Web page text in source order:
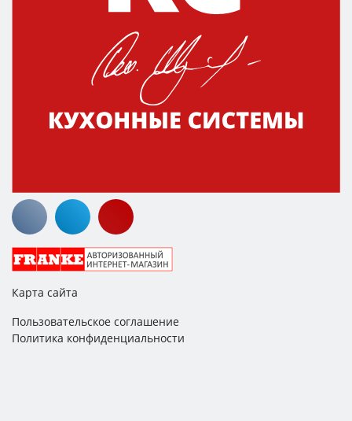
Карта сайта
Пользовательское соглашение
Политика конфиденциальности